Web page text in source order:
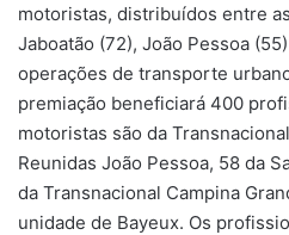
motoristas, distribuídos entre
Jaboatão (72), João Pessoa
operações de transporte
premiação beneficiará 400
motoristas são da
Reunidas João Pessoa, 58 da
da Transnacional Campina
unidade de Bayeux. Os